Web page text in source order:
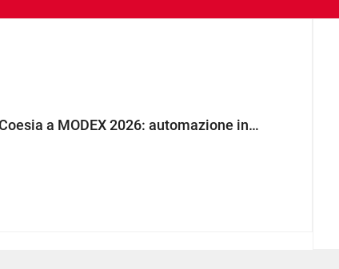
Coesia a MODEX 2026: automazione intelligente per le nuove sfide dell’E-commerce e Intralogistica